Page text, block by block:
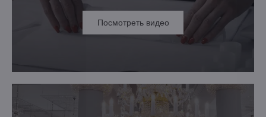
Посмотреть видео